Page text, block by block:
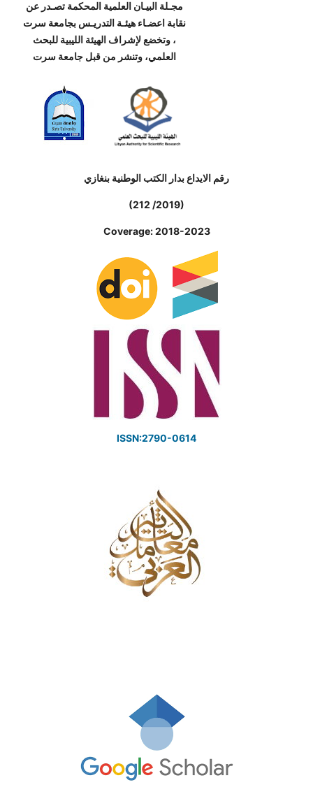
مجـلة البيـان العلمية المحكمة تصـدر عن
نقابة اعضـاء هيئـة التدريـس بجامعة سرت
، وتخضع لإشراف الهيئة الليبية للبحث
العلمي، وتنشر من قبل جامعة سرت
رقم الايداع بدار الكتب الوطنية بنغازي
(212 /2019)
Coverage: 2018-2023
ISSN:2790-0614